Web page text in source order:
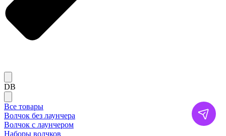
DB
Все товары
Волчок без лаунчера
Волчок с лаунчером
Наборы волчков